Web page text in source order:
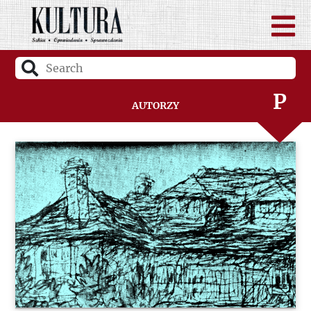
Autorzy
N
O
P
Q
R
S
Ś
T